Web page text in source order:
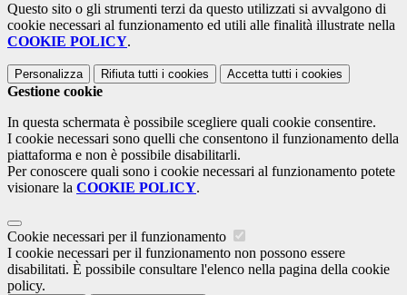
Questo sito o gli strumenti terzi da questo utilizzati si avvalgono di
cookie necessari al funzionamento ed utili alle finalità illustrate nella
COOKIE POLICY.
Personalizza Rifiuta tutti i cookies Accetta tutti i cookies
Gestione cookie
In questa schermata è possibile scegliere quali cookie consentire.
I cookie necessari sono quelli che consentono il funzionamento della
piattaforma e non è possibile disabilitarli.
Per conoscere quali sono i cookie necessari al funzionamento potete
visionare la COOKIE POLICY.
Cookie necessari per il funzionamento
I cookie necessari per il funzionamento non possono essere
disabilitati. È possibile consultare l'elenco nella pagina della cookie
policy.